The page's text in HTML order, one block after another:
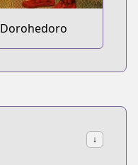
Dorohedoro
↓